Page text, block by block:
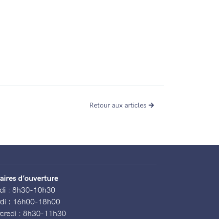
Retour aux articles
d’ouverture
: 8h30-10h30
: 16h00-18h00
: 8h30-11h30